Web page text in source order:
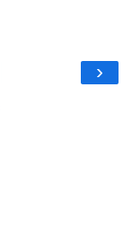
›